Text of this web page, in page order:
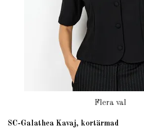
Flera val
SC-Galathea Kavaj, kortärmad